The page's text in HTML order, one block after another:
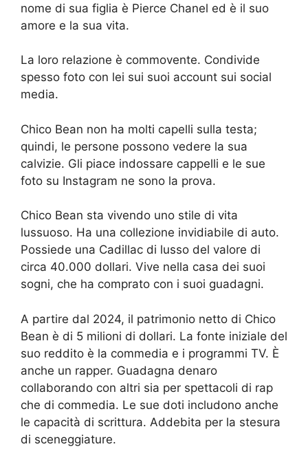
nome di sua figlia è Pierce Chanel ed è il suo
amore e la sua vita.
La loro relazione è commovente. Condivide
spesso foto con lei sui suoi account sui social
media.
Chico Bean non ha molti capelli sulla testa;
quindi, le persone possono vedere la sua
calvizie. Gli piace indossare cappelli e le sue
foto su Instagram ne sono la prova.
Chico Bean sta vivendo uno stile di vita
lussuoso. Ha una collezione invidiabile di auto.
Possiede una Cadillac di lusso del valore di
circa 40.000 dollari. Vive nella casa dei suoi
sogni, che ha comprato con i suoi guadagni.
A partire dal 2024, il patrimonio netto di Chico
Bean è di 5 milioni di dollari. La fonte iniziale del
suo reddito è la commedia e i programmi TV. È
anche un rapper. Guadagna denaro
collaborando con altri sia per spettacoli di rap
che di commedia. Le sue doti includono anche
le capacità di scrittura. Addebita per la stesura
di sceneggiature.